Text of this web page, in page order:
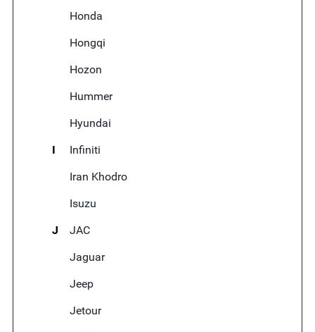
Honda
Hongqi
Hozon
Hummer
Hyundai
I
Infiniti
Iran Khodro
Isuzu
J
JAC
Jaguar
Jeep
Jetour